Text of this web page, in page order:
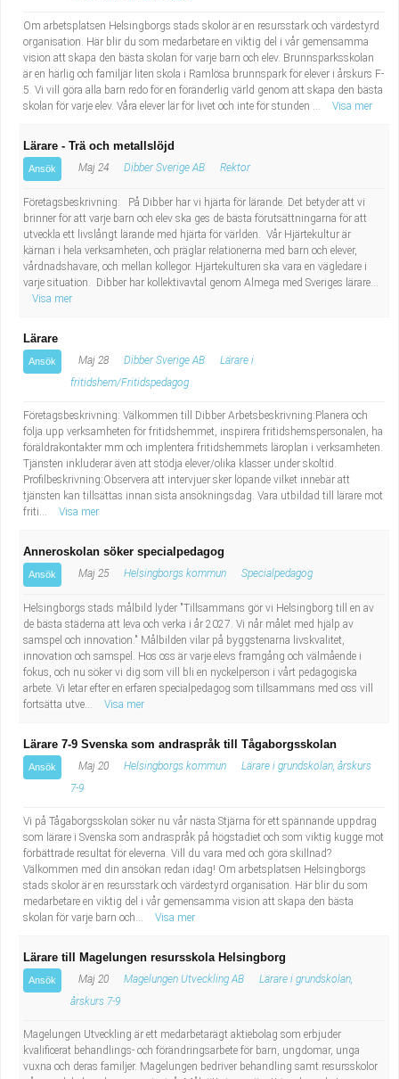
Om arbetsplatsen Helsingborgs stads skolor är en resursstark och värdestyrd
organisation. Här blir du som medarbetare en viktig del i vår gemensamma
vision att skapa den bästa skolan för varje barn och elev. Brunnsparksskolan
är en härlig och familjär liten skola i Ramlösa brunnspark för elever i årskurs F-
5. Vi vill göra alla barn redo för en föränderlig värld genom att skapa den bästa
skolan för varje elev. Våra elever lär för livet och inte för stunden ...
Visa mer
Lärare - Trä och metallslöjd
Ansök Maj 24 Dibber Sverige AB Rektor
Företagsbeskrivning: På Dibber har vi hjärta för lärande. Det betyder att vi
brinner för att varje barn och elev ska ges de bästa förutsättningarna för att
utveckla ett livslångt lärande med hjärta för världen. Vår Hjärtekultur är
kärnan i hela verksamheten, och präglar relationerna med barn och elever,
vårdnadshavare, och mellan kollegor. Hjärtekulturen ska vara en vägledare i
varje situation. Dibber har kollektivavtal genom Almega med Sveriges lärare...
Visa mer
Lärare
Ansök Maj 28 Dibber Sverige AB
Lärare i
fritidshem/Fritidspedagog
Företagsbeskrivning: Välkommen till Dibber Arbetsbeskrivning:Planera och
följa upp verksamheten för fritidshemmet, inspirera fritidshemspersonalen, ha
föräldrakontakter mm och implentera fritidshemmets läroplan i verksamheten.
Tjänsten inkluderar även att stödja elever/olika klasser under skoltid.
Profilbeskrivning:Observera att intervjuer sker löpande vilket innebär att
tjänsten kan tillsättas innan sista ansökningsdag. Vara utbildad till lärare mot
friti...
Visa mer
Anneroskolan söker specialpedagog
Ansök Maj 25 Helsingborgs kommun Specialpedagog
Helsingborgs stads målbild lyder "Tillsammans gör vi Helsingborg till en av
de bästa städerna att leva och verka i år 2027. Vi når målet med hjälp av
samspel och innovation." Målbilden vilar på byggstenarna livskvalitet,
innovation och samspel. Hos oss är varje elevs framgång och välmående i
fokus, och nu söker vi dig som vill bli en nyckelperson i vårt pedagogiska
arbete. Vi letar efter en erfaren specialpedagog som tillsammans med oss vill
fortsätta utve...
Visa mer
Lärare 7-9 Svenska som andraspråk till Tågaborgsskolan
Ansök Maj 20 Helsingborgs kommun
Lärare i grundskolan, årskurs
7-9
Vi på Tågaborgsskolan söker nu vår nästa Stjärna för ett spännande uppdrag
som lärare i Svenska som andraspråk på högstadiet och som viktig kugge mot
förbättrade resultat för eleverna. Vill du vara med och göra skillnad?
Välkommen med din ansökan redan idag! Om arbetsplatsen Helsingborgs
stads skolor är en resursstark och värdestyrd organisation. Här blir du som
medarbetare en viktig del i vår gemensamma vision att skapa den bästa
skolan för varje barn och...
Visa mer
Lärare till Magelungen resursskola Helsingborg
Ansök Maj 20 Magelungen Utveckling AB
Lärare i grundskolan,
årskurs 7-9
Magelungen Utveckling är ett medarbetarägt aktiebolag som erbjuder
kvalificerat behandlings- och förändringsarbete för barn, ungdomar, unga
vuxna och deras familjer. Magelungen bedriver behandling samt resursskolor